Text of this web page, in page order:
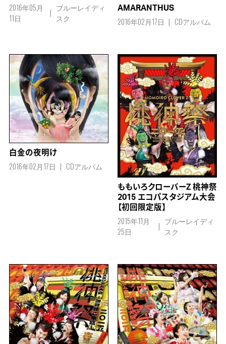
2016年05月
11日
ブルーレイディ
スク
AMARANTHUS
2016年02月17日 CDアルバム
白金の夜明け
2016年02月17日 CDアルバム
ももいろクローバーZ 桃神祭
2015 エコパスタジアム大会
【初回限定版】
2015年11月
25日
ブルーレイディ
スク